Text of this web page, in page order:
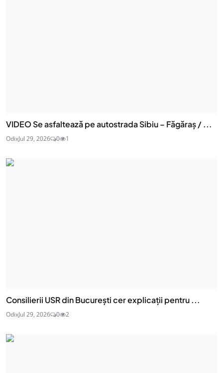
VIDEO Se asfaltează pe autostrada Sibiu – Făgăraș / ...
OdixJul 29, 2026 0 1
Consilierii USR din București cer explicații pentru ...
OdixJul 29, 2026 0 2